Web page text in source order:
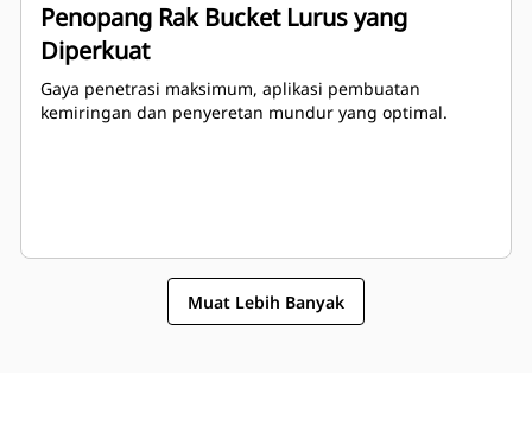
Penopang Rak Bucket Lurus yang
Diperkuat
Gaya penetrasi maksimum, aplikasi pembuatan
kemiringan dan penyeretan mundur yang optimal.
Muat Lebih Banyak